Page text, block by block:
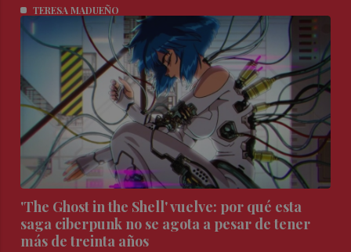
TERESA MADUEÑO
'The Ghost in the Shell' vuelve: por qué esta
saga ciberpunk no se agota a pesar de tener
más de treinta años